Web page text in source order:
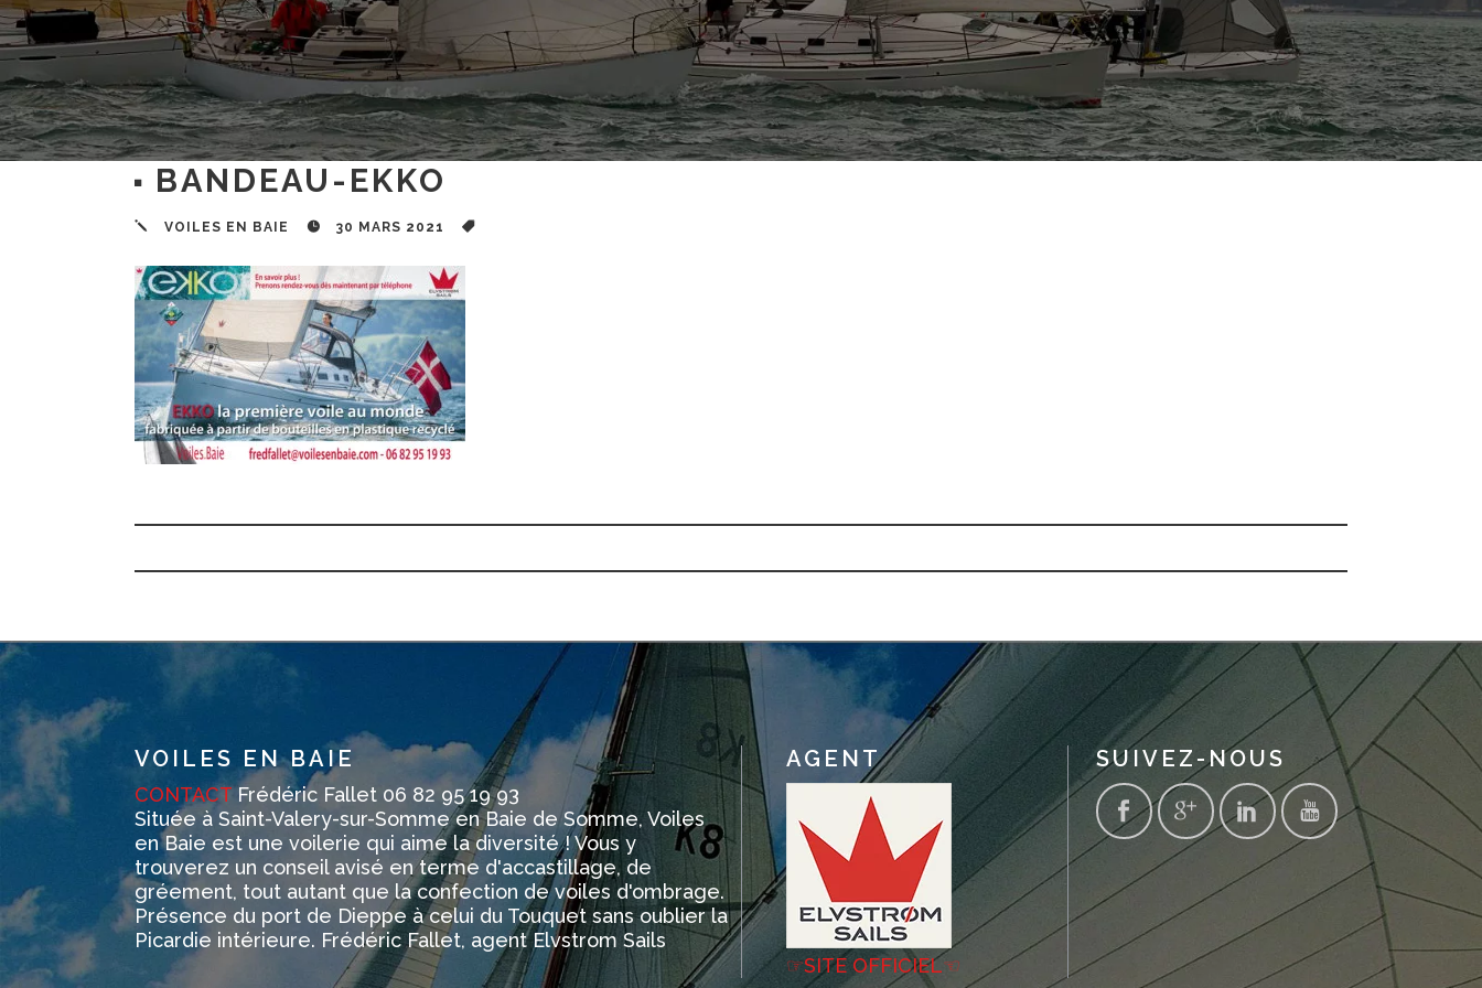
BANDEAU-EKKO
VOILES EN BAIE 30 MARS 2021
VOILES EN BAIE
CONTACTFrédéric Fallet 06 82 95 19 93
Située à Saint-Valery-sur-Somme en Baie de Somme, Voiles
en Baie est une voilerie qui aime la diversité ! Vous y
trouverez un conseil avisé en terme d'accastillage, de
gréement, tout autant que la confection de voiles d'ombrage.
Présence du port de Dieppe à celui du Touquet sans oublier la
Picardie intérieure. Frédéric Fallet, agent Elvstrom Sails
AGENT
☞SITE OFFICIEL☜
SUIVEZ-NOUS